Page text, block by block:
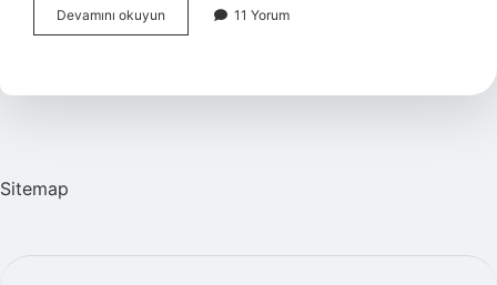
Devamını okuyun
Birliği
Kurulmuştur
11 Yorum
Sitemap